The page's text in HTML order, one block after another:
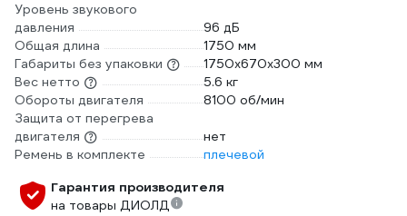
Уровень звукового
давления
96 дБ
Общая длина
1750 мм
Габариты без упаковки
1750х670х300 мм
Вес нетто
5.6 кг
Обороты двигателя
8100 об/мин
Защита от перегрева
двигателя
нет
Ремень в комплекте
плечевой
Гарантия производителя
на товары ДИОЛД